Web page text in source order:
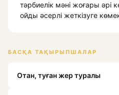
тәрбиелік мәні жоғары әрі
ойды әсерлі жеткізуге
БАСҚА ТАҚЫРЫПШАЛАР
Отан, туған жер туралы